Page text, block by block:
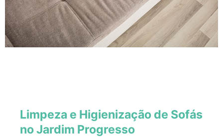
Limpeza e Higienização de Sofás
no Jardim Progresso